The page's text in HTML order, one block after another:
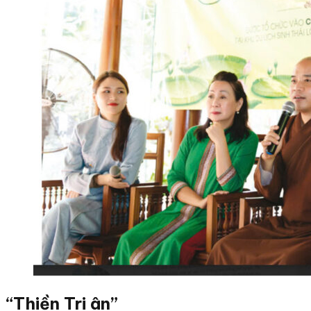
“Thiền Tri ân”